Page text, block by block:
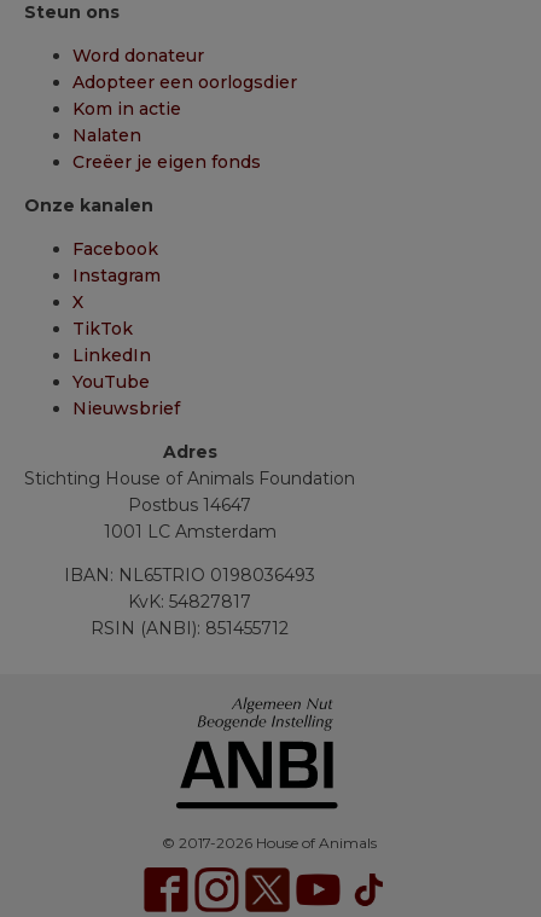
Steun ons
Word donateur
Adopteer een oorlogsdier
Kom in actie
Nalaten
Creëer je eigen fonds
Onze kanalen
Facebook
Instagram
X
TikTok
LinkedIn
YouTube
Nieuwsbrief
Adres
Stichting House of Animals Foundation
Postbus 14647
1001 LC Amsterdam
IBAN: NL65TRIO 0198036493
KvK: 54827817
RSIN (ANBI): 851455712
© 2017-2026 House of Animals